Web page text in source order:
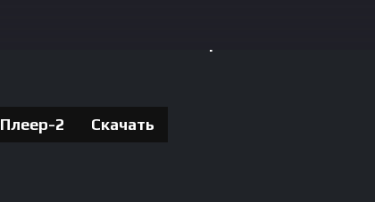
Плеер-2 Скачать